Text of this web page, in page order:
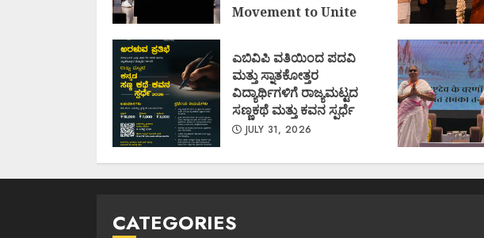
Movement to Unite
AUGUST 7, 2026
ಎಬಿವಿಪಿ ವತಿಯಿಂದ ಪದವಿ
ಮತ್ತು ಸ್ನಾತಕೋತ್ತರ
ವಿದ್ಯಾರ್ಥಿಗಳಿಗೆ ರಾಜ್ಯಮಟ್ಟದ
ಸಣ್ಣಕಥೆ ಮತ್ತು ಕವನ ಸ್ಪರ್ಧೆ
JULY 31, 2026
CATEGORIES